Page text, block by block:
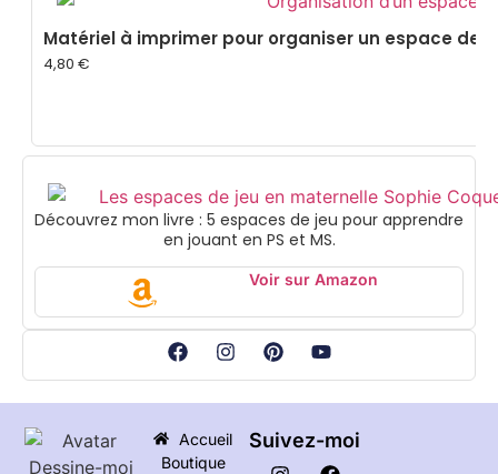
Matériel à imprimer pour organiser un espace de
4,80 €
Découvrez mon livre : 5 espaces de jeu pour apprendre
en jouant en PS et MS.
Voir sur Amazon
Accueil
Boutique
Suivez-moi